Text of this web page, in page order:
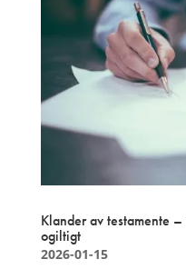
Klander av testamente
ogiltigt
2026-01-15